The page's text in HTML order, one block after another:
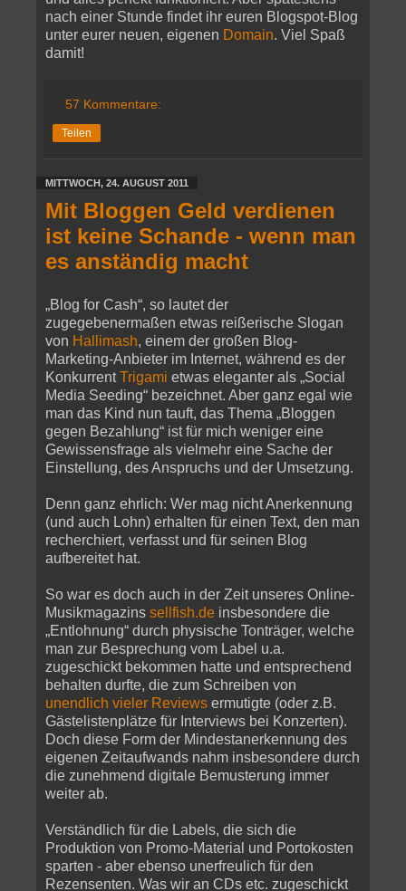
nach einer Stunde findet ihr euren Blogspot-Blog
unter eurer neuen, eigenen Domain. Viel Spaß
damit!
57 Kommentare:
Teilen
MITTWOCH, 24. AUGUST 2011
Mit Bloggen Geld verdienen
ist keine Schande - wenn man
es anständig macht
„Blog for Cash“, so lautet der
zugegebenermaßen etwas reißerische Slogan
von Hallimash, einem der großen Blog-
Marketing-Anbieter im Internet, während es der
KonkurrentTrigami etwas eleganter als „Social
Media Seeding“ bezeichnet. Aber ganz egal wie
man das Kind nun tauft, das Thema „Bloggen
gegen Bezahlung“ ist für mich weniger eine
Gewissensfrage als vielmehr eine Sache der
Einstellung, des Anspruchs und der Umsetzung.
Denn ganz ehrlich: Wer mag nicht Anerkennung
(und auch Lohn) erhalten für einen Text, den man
recherchiert, verfasst und für seinen Blog
aufbereitet hat.
So war es doch auch in der Zeit unseres Online-
Musikmagazins sellfish.de insbesondere die
„Entlohnung“ durch physische Tonträger, welche
man zur Besprechung vom Label u.a.
zugeschickt bekommen hatte und entsprechend
behalten durfte, die zum Schreiben von
unendlich vieler Reviews ermutigte (oder z.B.
Gästelistenplätze für Interviews bei Konzerten).
Doch diese Form der Mindestanerkennung des
eigenen Zeitaufwands nahm insbesondere durch
die zunehmend digitale Bemusterung immer
weiter ab.
Verständlich für die Labels, die sich die
Produktion von Promo-Material und Portokosten
sparten - aber ebenso unerfreulich für den
Rezensenten. Was wir an CDs etc. zugeschickt